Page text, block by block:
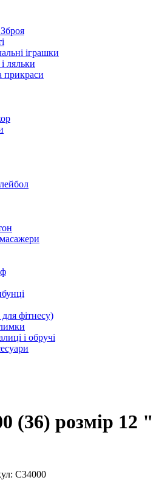
іграшки
ляльки
прикраси
фітнесу)
і обручі
(36) розмір 12 "
C34000